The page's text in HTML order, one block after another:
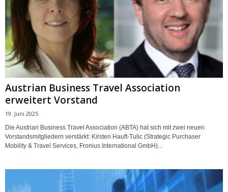
Austrian Business Travel Association
erweitert Vorstand
19. Juni 2025
Die Austrian Business Travel Association (ABTA) hat sich mit zwei neuen
Vorstandsmitgliedern verstärkt: Kirsten Hauft-Tulic (Strategic Purchaser
Mobility & Travel Services, Fronius International GmbH)...